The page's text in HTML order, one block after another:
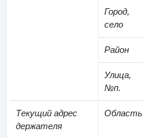
Город,
село
Район
Улица,
№п.
Текущий адрес
держателя
Область